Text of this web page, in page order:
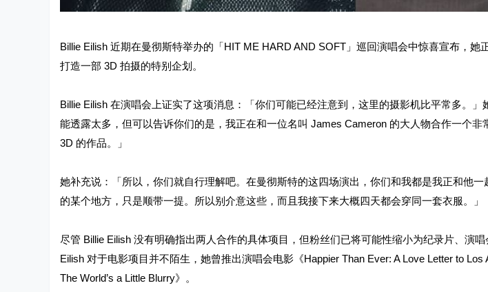
Billie Eilish 近期在曼彻斯特举办的「HIT ME HARD AND SOFT」巡回演唱会中惊喜宣布，她
打造一部 3D 拍摄的特别企划。
Billie Eilish 在演唱会上证实了这项消息：「你们可能已经注意到，这里的摄影机比平常多。
能透露太多，但可以告诉你们的是，我正在和一位名叫 James Cameron 的大人物合作一个非
3D 的作品。」
她补充说：「所以，你们就自行理解吧。在曼彻斯特的这四场演出，你们和我都是我正和他
的某个地方，只是顺带一提。所以别介意这些，而且我接下来大概四天都会穿同一套衣服。」
尽管 Billie Eilish 没有明确指出两人合作的具体项目，但粉丝们已将可能性缩小为纪录片、演
Eilish 对于电影项目并不陌生，她曾推出演唱会电影《Happier Than Ever: A Love Letter to Los
The World’s a Little Blurry》。